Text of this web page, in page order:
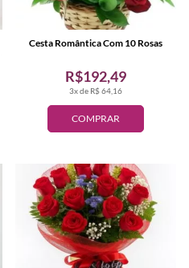
COMPRAR
3x de R$ 64,16
R$192,49
Cesta Romântica Com 10 Rosas